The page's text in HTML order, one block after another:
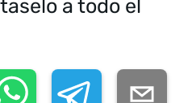
a todo el